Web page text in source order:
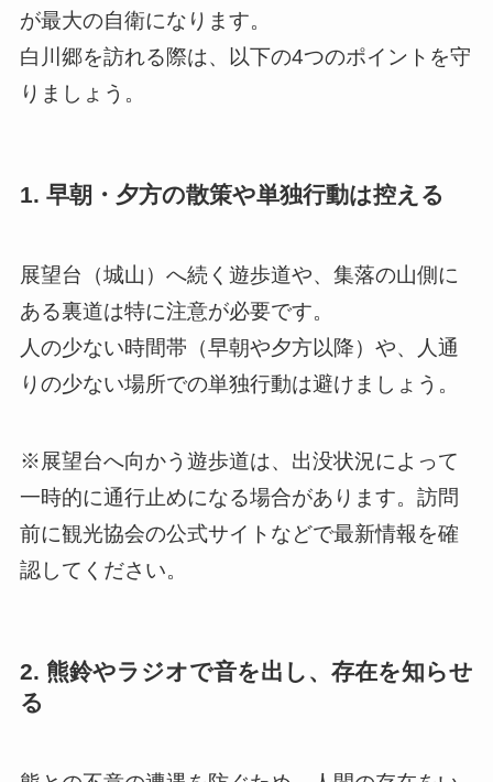
が最大の自衛になります。
白川郷を訪れる際は、以下の4つのポイントを守
りましょう。
1. 早朝・夕方の散策や単独行動は控える
展望台（城山）へ続く遊歩道や、集落の山側に
ある裏道は特に注意が必要です。
人の少ない時間帯（早朝や夕方以降）や、人通
りの少ない場所での単独行動は避けましょう。
※展望台へ向かう遊歩道は、出没状況によって
一時的に通行止めになる場合があります。訪問
前に観光協会の公式サイトなどで最新情報を確
認してください。
2. 熊鈴やラジオで音を出し、存在を知らせ
る